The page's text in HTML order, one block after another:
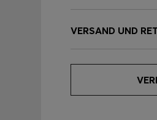
VERSAND UND